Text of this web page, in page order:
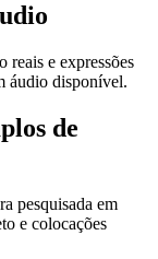
reais e expressões
áudio disponível.
de
pesquisada em
e colocações